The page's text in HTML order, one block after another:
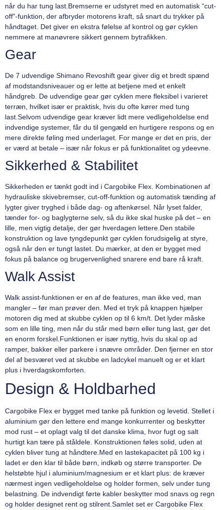
når du har tung last.Bremserne er udstyret med en automatisk “cut-
off”-funktion, der afbryder motorens kraft, så snart du trykker på
håndtaget. Det giver en ekstra følelse af kontrol og gør cyklen
nemmere at manøvrere sikkert gennem bytrafikken.
Gear
De 7 udvendige Shimano Revoshift gear giver dig et bredt spænd
af modstandsniveauer og er lette at betjene med et enkelt
håndgreb. De udvendige gear gør cyklen mere fleksibel i varieret
terræn, hvilket især er praktisk, hvis du ofte kører med tung
last.Selvom udvendige gear kræver lidt mere vedligeholdelse end
indvendige systemer, får du til gengæld en hurtigere respons og en
mere direkte føling med underlaget. For mange er det en pris, der
er værd at betale – især når fokus er på funktionalitet og ydeevne.
Sikkerhed & Stabilitet
Sikkerheden er tænkt godt ind i Cargobike Flex. Kombinationen af
hydrauliske skivebremser, cut-off-funktion og automatisk tænding af
lygter giver tryghed i både dag- og aftenkørsel. Når lyset falder,
tænder for- og baglygterne selv, så du ikke skal huske på det – en
lille, men vigtig detalje, der gør hverdagen lettere.Den stabile
konstruktion og lave tyngdepunkt gør cyklen forudsigelig at styre,
også når den er tungt lastet. Du mærker, at den er bygget med
fokus på balance og brugervenlighed snarere end bare rå kraft.
Walk Assist
Walk assist-funktionen er en af de features, man ikke ved, man
mangler – før man prøver den. Med et tryk på knappen hjælper
motoren dig med at skubbe cyklen op til 6 km/t. Det lyder måske
som en lille ting, men når du står med børn eller tung last, gør det
en enorm forskel.Funktionen er især nyttig, hvis du skal op ad
ramper, bakker eller parkere i snævre områder. Den fjerner en stor
del af besværet ved at skubbe en ladcykel manuelt og er et klart
plus i hverdagskomforten.
Design & Holdbarhed
Cargobike Flex er bygget med tanke på funktion og levetid. Stellet i
aluminium gør den lettere end mange konkurrenter og beskytter
mod rust – et oplagt valg til det danske klima, hvor fugt og salt
hurtigt kan tære på ståldele. Konstruktionen føles solid, uden at
cyklen bliver tung at håndtere.Med en lastekapacitet på 100 kg i
ladet er den klar til både børn, indkøb og større transporter. De
helstøbte hjul i aluminium/magnesium er et klart plus: de kræver
nærmest ingen vedligeholdelse og holder formen, selv under tung
belastning. De indvendigt førte kabler beskytter mod snavs og regn
og holder designet rent og stilrent.Samlet set er Cargobike Flex